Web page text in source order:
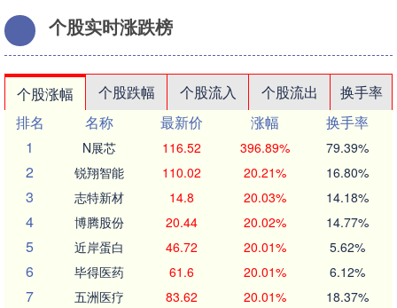
个股实时涨跌榜
个股涨幅 个股跌幅 个股流入 个股流出
换手率
排名
名称 最新价 涨幅
换手率
1
N展芯 116.52 396.89% 79.39%
2 锐翔智能 110.02 20.21% 16.80%
3 志特新材 14.8 20.03% 14.18%
4 博腾股份 20.44 20.02% 14.77%
5 近岸蛋白 46.72 20.01% 5.62%
6 毕得医药 61.6 20.01% 6.12%
7 五洲医疗 83.62 20.01% 18.37%